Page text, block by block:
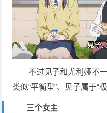
不过见子和尤利娅不
类似“平衡型”、见子属于“极
三个女主